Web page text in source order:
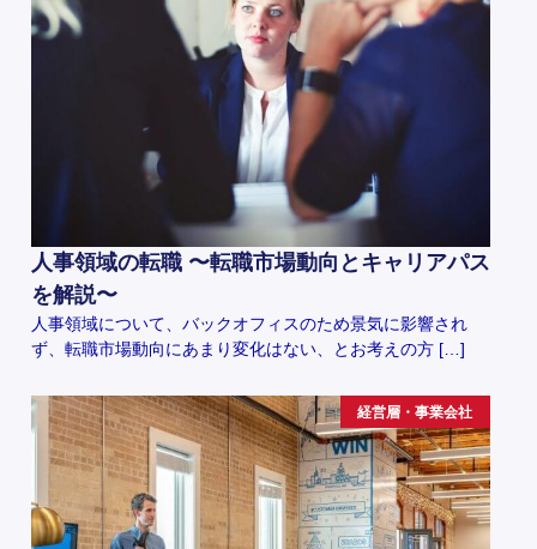
人事領域の転職 〜転職市場動向とキャリアパス
を解説〜
人事領域について、バックオフィスのため景気に影響され
ず、転職市場動向にあまり変化はない、とお考えの方 […]
経営層・事業会社